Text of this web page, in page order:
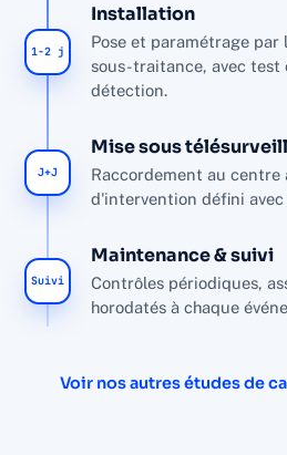
1-2 j
Installation
Pose et paramétrage
sous-traitance, avec test
détection.
J+J
Mise sous
Raccordement au centre
d'intervention défini
Suivi
Maintenance & suivi
Contrôles périodiques,
horodatés à chaque
Voir nos autres études de